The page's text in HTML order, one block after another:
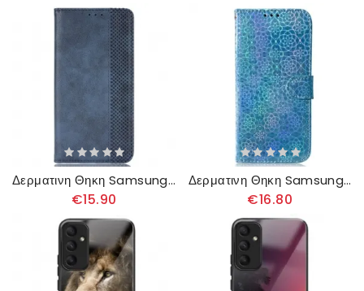
Δερματινη Θηκη Samsung Galaxy A55 5g Ρετρό Στυλ
€15.90
Δερματινη Θηκη Samsung Galaxy A55 5g Strappy Disco Style
€16.80